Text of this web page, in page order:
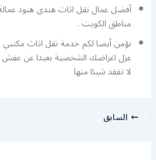
أفضل عمال نقل اثاث هندي هنود
مناطق الكويت .
نؤمن أيضا لكم خدمة نقل اثاث مكتبي
عزل اغراضك الشخصية بعيدا عن عفش
لا تفقد شيئا منها
السابق